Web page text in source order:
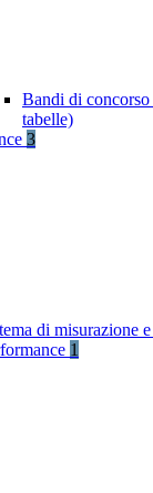
Bandi di
tabelle)
3
di misurazione
1